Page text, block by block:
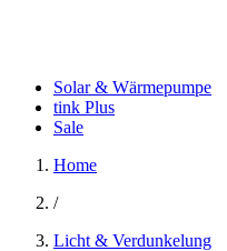
Solar & Wärmepumpe
tink Plus
Sale
Home
/
Licht & Verdunkelung